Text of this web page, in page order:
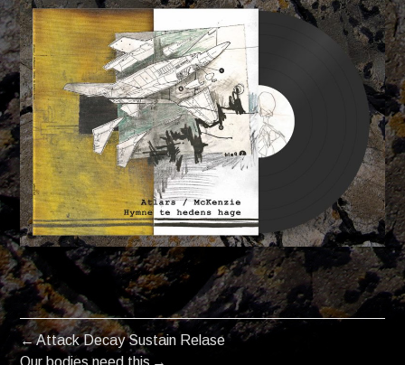
POST
Attack Decay Sustain Relase
Our bodies need this